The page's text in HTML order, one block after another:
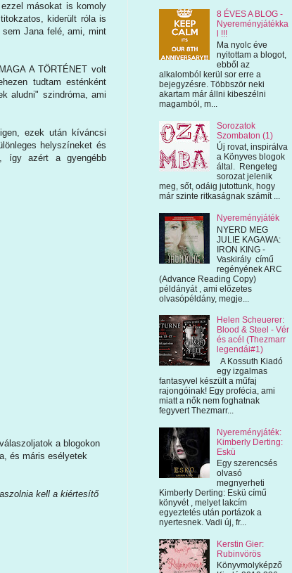
másokat is komoly
kiderült róla is
Jana felé, ami, mint
A TÖRTÉNET volt
tudtam esténként
aludni" szindróma, ami
ezek után kíváncsi
helyszíneket és
így azért a gyengébb
a blogokon
és máris esélyetek
kell a kiértesítő
8 ÉVES A BLOG -
Nyereményjátékka
l !!!
Ma nyolc éve
nyitottam a blogot,
ebből az
alkalomból kerül sor erre a
bejegyzésre. Többször neki
akartam már állni kibeszélni
magamból, m...
Sorozatok
Szombaton (1)
Új rovat, inspirálva
a Könyves blogok
által. Rengeteg
sorozat jelenik
meg, sőt, odáig jutottunk, hogy
már szinte ritkaságnak számít ...
Nyereményjáték
NYERD MEG
JULIE KAGAWA:
IRON KING -
Vaskirály című
regényének ARC
(Advance Reading Copy)
példányát , ami előzetes
olvasópéldány, megje...
Helen Scheuerer:
Blood & Steel - Vér
és acél (Thezmarr
legendái#1)
A Kossuth Kiadó
egy izgalmas
fantasyvel készült a műfaj
rajongóinak! Egy profécia, ami
miatt a nők nem foghatnak
fegyvert Thezmarr...
Nyereményjáték:
Kimberly Derting:
Eskü
Egy szerencsés
olvasó
megnyerheti
Kimberly Derting: Eskü című
könyvét , melyet lakcím
egyeztetés után portázok a
nyertesnek. Vadi új, fr...
Kerstin Gier:
Rubinvörös
Könyvmolyképző